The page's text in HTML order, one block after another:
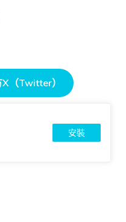
X（Twitter）
安裝